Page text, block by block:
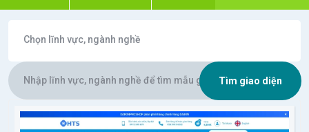
Chọn lĩnh vực, ngành nghề
Tìm giao diện